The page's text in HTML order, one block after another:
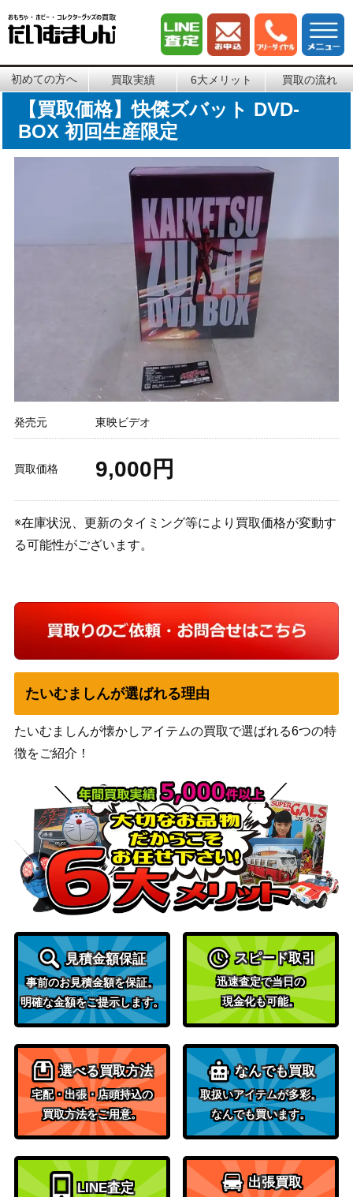
初めての方へ 買取実績 6大メリット 買取の流れ
【買取価格】快傑ズバット DVD-
BOX 初回生産限定
発売元 東映ビデオ
買取価格 9,000円
※在庫状況、更新のタイミング等により買取価格が変動す
る可能性がございます。
たいむましんが選ばれる理由
たいむましんが懐かしアイテムの買取で選ばれる6つの特
徴をご紹介！
見積金額保証
事前のお見積金額を保証。
明確な金額をご提示します。
スピード取引
迅速査定で当日の
現金化も可能。
選べる買取方法
宅配・出張・店頭持込の
買取方法をご用意。
なんでも買取
取扱いアイテムが多彩。
なんでも買います。
LINE査定 出張買取